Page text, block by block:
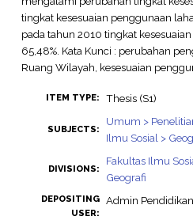
tingkat kesesuaian penggunaan
pada tahun 2010 tingkat
65,48%. Kata Kunci : perubahan
Ruang Wilayah, kesesuaian
ITEM TYPE: Thesis (S1)
SUBJECTS:
Umum >
Ilmu Sosial >
DIVISIONS:
Fakultas Ilmu
Geografi
DEPOSITING
USER:
Admin